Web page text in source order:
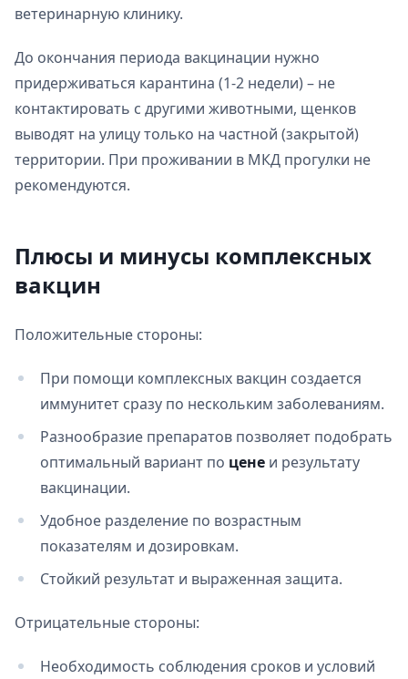
ветеринарную клинику.
До окончания периода вакцинации нужно
придерживаться карантина (1-2 недели) – не
контактировать с другими животными, щенков
выводят на улицу только на частной (закрытой)
территории. При проживании в МКД прогулки не
рекомендуются.
Плюсы и минусы комплексных
вакцин
Положительные стороны:
При помощи комплексных вакцин создается
иммунитет сразу по нескольким заболеваниям.
Разнообразие препаратов позволяет подобрать
оптимальный вариант по цене и результату
вакцинации.
Удобное разделение по возрастным
показателям и дозировкам.
Стойкий результат и выраженная защита.
Отрицательные стороны:
Необходимость соблюдения сроков и условий